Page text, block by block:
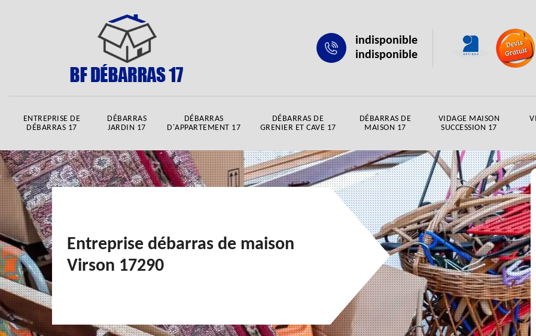
indisponible
indisponible
ENTREPRISE DE
DÉBARRAS 17
DÉBARRAS
JARDIN 17
DÉBARRAS
D'APPARTEMENT 17
DÉBARRAS DE
GRENIER ET CAVE 17
DÉBARRAS DE
MAISON 17
VIDAGE MAISON
SUCCESSION 17
Entreprise débarras de maison
Virson 17290